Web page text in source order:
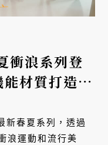
衝浪系列登
材質打造多
春夏系列，透過
浪運動和流行美